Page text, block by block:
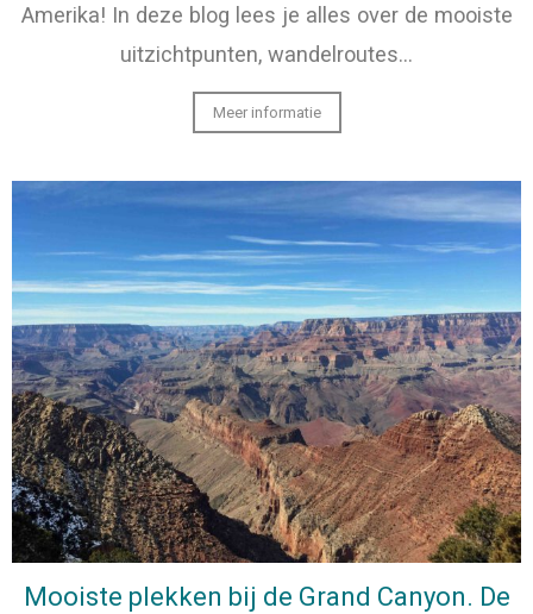
Amerika! In deze blog lees je alles over de mooiste
uitzichtpunten, wandelroutes…
Meer informatie
Mooiste plekken bij de Grand Canyon. De